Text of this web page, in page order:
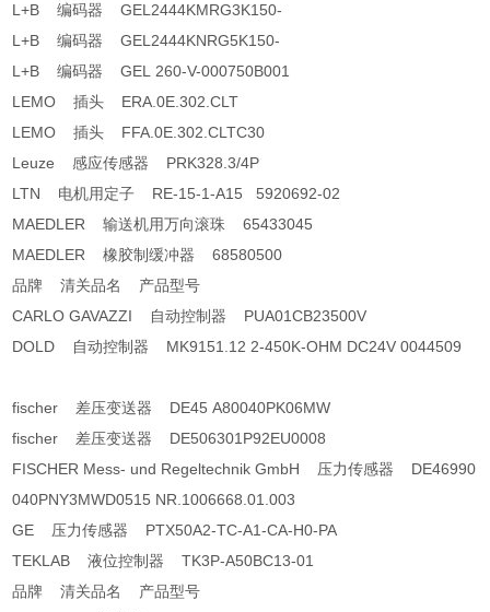
L+B 编码器 GEL2444KMRG3K150-
L+B 编码器 GEL2444KNRG5K150-
L+B 编码器 GEL 260-V-000750B001
LEMO 插头 ERA.0E.302.CLT
LEMO 插头 FFA.0E.302.CLTC30
Leuze 感应传感器 PRK328.3/4P
LTN 电机用定子 RE-15-1-A15 5920692-02
MAEDLER 输送机用万向滚珠 65433045
MAEDLER 橡胶制缓冲器 68580500
品牌 清关品名 产品型号
CARLO GAVAZZI 自动控制器 PUA01CB23500V
DOLD 自动控制器 MK9151.12 2-450K-OHM DC24V 0044509
fischer 差压变送器 DE45 A80040PK06MW
fischer 差压变送器 DE506301P92EU0008
FISCHER Mess- und Regeltechnik GmbH 压力传感器 DE46990
040PNY3MWD0515 NR.1006668.01.003
GE 压力传感器 PTX50A2-TC-A1-CA-H0-PA
TEKLAB 液位控制器 TK3P-A50BC13-01
品牌 清关品名 产品型号